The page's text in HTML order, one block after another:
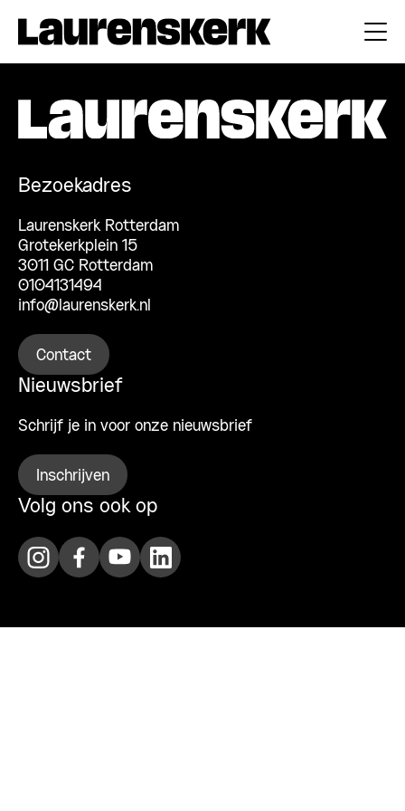
Bezoekadres
Laurenskerk Rotterdam
Grotekerkplein 15
3011 GC Rotterdam
0104131494
info@laurenskerk.nl
Contact
Nieuwsbrief
Schrijf je in voor onze nieuwsbrief
Inschrijven
Volg ons ook op